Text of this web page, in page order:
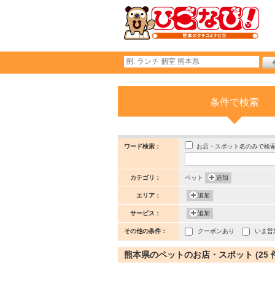
条件で検索
ワード検索： お店・スポット名のみで検
カテゴリ： ペット 追加
エリア： 追加
サービス： 追加
その他の条件： クーポンあり いま営
熊本県のペットのお店・スポット (25